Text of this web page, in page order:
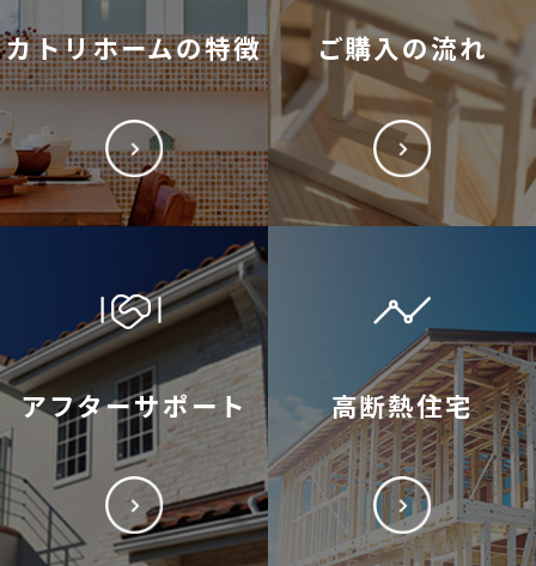
カトリホームの特徴 ご購入の流れ
アフターサポート 高断熱住宅